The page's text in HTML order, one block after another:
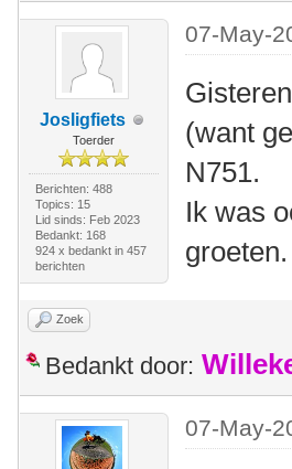
Josligfiets
Toerder
Berichten: 488
Topics: 15
Lid sinds: Feb 2023
Bedankt: 168
924 x bedankt in 457
berichten
07-May-
(want
N751.
Ik was
groeten.
Zoek
Bedankt door:
07-May-